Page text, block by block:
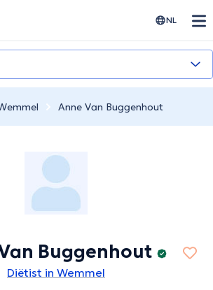
NL
Anne Van Buggenhout
Buggenhout
Diëtist in Wemmel